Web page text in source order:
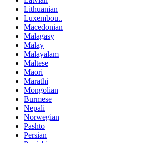
Lithuanian
Luxembou..
Macedonian
Malagasy
Malay
Malayalam
Maltese
Maori
Marathi
Mongolian
Burmese
Nepali
Norwegian
Pashto
Persian